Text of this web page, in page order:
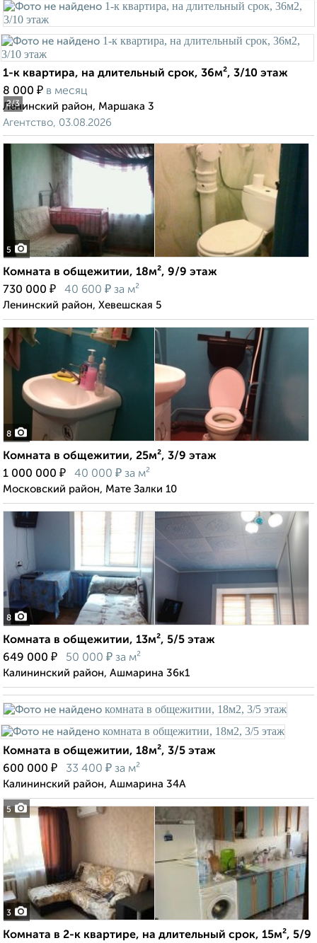
2/3
1-к квартира, на длительный срок, 36м², 3/10 этаж
8 000 ₽ в месяц
Ленинский район, Маршака 3
Агентство, 03.08.2026
5
Комната в общежитии, 18м², 9/9 этаж
730 000 ₽ 40 600 ₽ за м²
Ленинский район, Хевешская 5
8
Комната в общежитии, 25м², 3/9 этаж
1 000 000 ₽ 40 000 ₽ за м²
Московский район, Мате Залки 10
8
Комната в общежитии, 13м², 5/5 этаж
649 000 ₽ 50 000 ₽ за м²
Калининский район, Ашмарина 36к1
5
Комната в общежитии, 18м², 3/5 этаж
600 000 ₽ 33 400 ₽ за м²
Калининский район, Ашмарина 34А
3
Комната в 2-к квартире, на длительный срок, 15м², 5/9